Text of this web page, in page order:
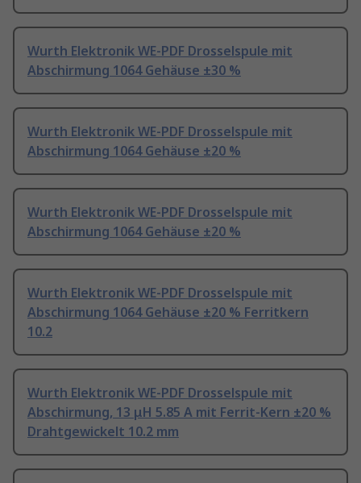
Wurth Elektronik WE-PDF Drosselspule mit
Abschirmung 1064 Gehäuse ±30 %
Wurth Elektronik WE-PDF Drosselspule mit
Abschirmung 1064 Gehäuse ±20 %
Wurth Elektronik WE-PDF Drosselspule mit
Abschirmung 1064 Gehäuse ±20 %
Wurth Elektronik WE-PDF Drosselspule mit
Abschirmung 1064 Gehäuse ±20 % Ferritkern
10.2
Wurth Elektronik WE-PDF Drosselspule mit
Abschirmung, 13 μH 5.85 A mit Ferrit-Kern ±20 %
Drahtgewickelt 10.2 mm